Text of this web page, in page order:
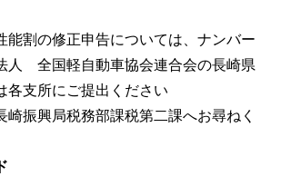
能割の修正申告については、ナンバー
人 全国軽自動車協会連合会の長崎県
各支所にご提出ください
崎振興局税務部課税第二課へお尋ねく